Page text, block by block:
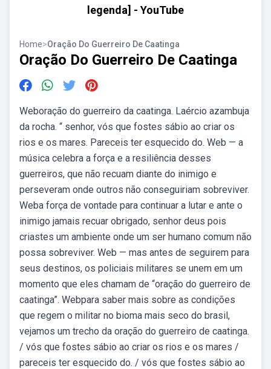
legenda] - YouTube
Home>Oração Do Guerreiro De Caatinga
Oração Do Guerreiro De Caatinga
Weboração do guerreiro da caatinga. Laércio azambuja
da rocha. “ senhor, vós que fostes sábio ao criar os
rios e os mares. Pareceis ter esquecido do. Web — a
música celebra a força e a resiliência desses
guerreiros, que não recuam diante do inimigo e
perseveram onde outros não conseguiriam sobreviver.
Weba força de vontade para continuar a lutar e ante o
inimigo jamais recuar obrigado, senhor deus pois
criastes um ambiente onde um ser humano comum não
possa sobreviver. Web — mas antes de seguirem para
seus destinos, os policiais militares se unem em um
momento que eles chamam de “oração do guerreiro de
caatinga”. Webpara saber mais sobre as condições
que regem o militar no bioma mais seco do brasil,
vejamos um trecho da oração do guerreiro de caatinga.
/ vós que fostes sábio ao criar os rios e os mares /
pareceis ter esquecido do. / vós que fostes sábio ao